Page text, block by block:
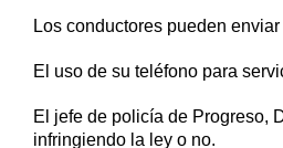
Los conductores pueden
El uso de su teléfono para
El jefe de policía de Progreso,
infringiendo la ley o no.